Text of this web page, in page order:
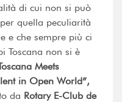
di cui non si può
quella peculiarità
e che sempre più ci
Toscana non si è
Meets
in Open World”,
da Rotary E-Club de